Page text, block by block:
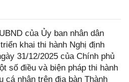
của Ủy ban nhân dân
khai thi hành Nghị định
31/12/2025 của Chính phủ
số điều và biện pháp thi hành
cá nhân trên địa bàn Thành